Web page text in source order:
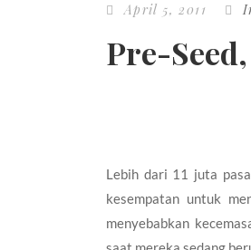
April 5, 2011
Pre-
Lebih dari 11 juta
kesempatan untuk
menyebabkan